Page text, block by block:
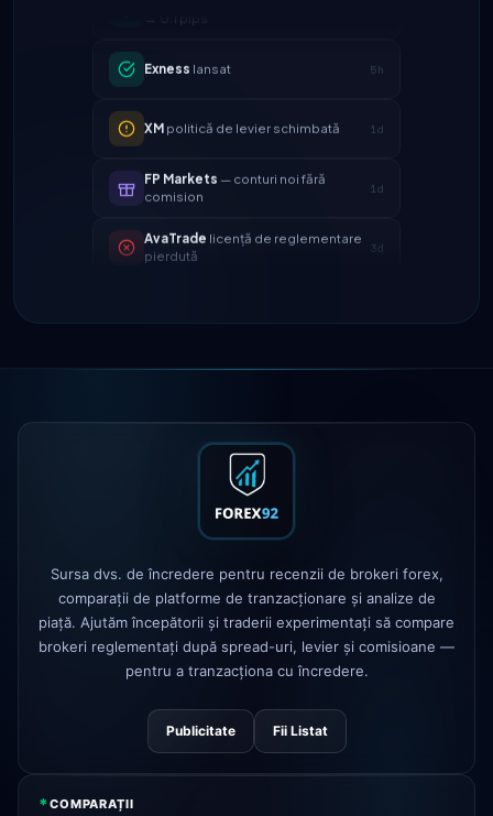
Exness lansat
FP Markets
AvaTrade
Tickmill
2h
politică de levier schimbată
— conturi noi fără
pierdută
Tickmillviteza retragerii acum 24h 4d
Sursa dvs. de încredere pentru recenzii de brokeri forex,
comparații de platforme de tranzacționare și analize de
piață. Ajutăm începătorii și traderii experimentați să compare
brokeri reglementați după spread-uri, levier și comisioane —
pentru a tranzacționa cu încredere.
Publicitate Fii Listat
*COMPARAȚII